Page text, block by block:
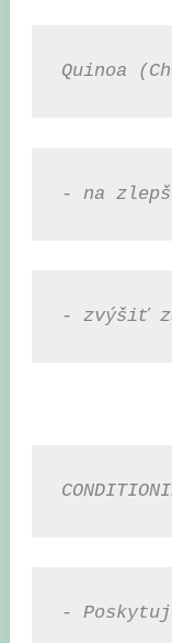
Quinoa
- na
- zvýšiť
-